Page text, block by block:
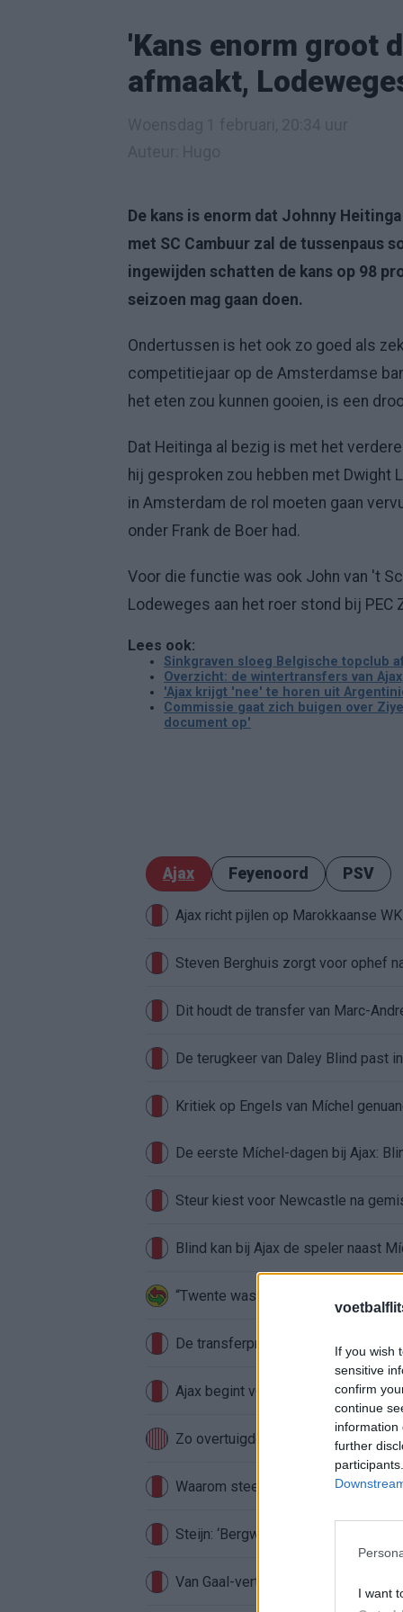
If you wish
sensitive
confirm
continue
information
further
I want
'Kans enorm groot
afmaakt,
De kans is enorm dat Johnny
met SC Cambuur zal de tussenpaus
ingewijden schatten de kans op 98
seizoen mag gaan doen.
Ondertussen is het ook zo goed als
competitiejaar op de Amsterdamse
het eten zou kunnen gooien, is een
Dat Heitinga al bezig is met het
hij gesproken zou hebben met
in Amsterdam de rol moeten gaan
onder Frank de Boer had.
Voor die functie was ook John van 't
Lodeweges aan het roer stond bij PEC
Lees ook:
Sinkgraven sloeg Belgische topclub
Overzicht: de wintertransfers van
'Ajax krijgt 'nee' te horen uit
Commissie gaat zich buigen over
document op'
Ajax Feyenoord PSV
Ajax richt pijlen op Marokkaanse
Steven Berghuis zorgt voor ophef
Dit houdt de transfer van Marc-
De terugkeer van Daley Blind past
Kritiek op Engels van Míchel
Steur kiest voor Newcastle na
Blind kan bij Ajax de speler naast
“Twente was toen niet haalbaar”:
De transferprioriteiten van Ajax
Ajax begint voorbereiding met
Zo overtuigde PSV Sven Mijnans
Waarom steeds meer
Steijn: ‘Bergwijn was niet mijn
Van Gaal-vertrek markeert einde